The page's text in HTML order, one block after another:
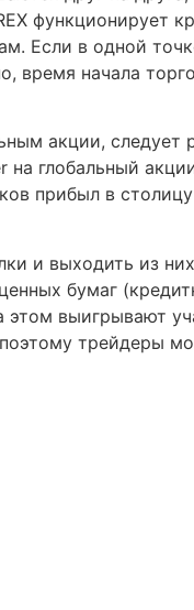
функционирует
Если в одной
время начала
акции, следует
глобальный
прибыл в
и выходить из
бумаг
этом выигрывают
трейдеры